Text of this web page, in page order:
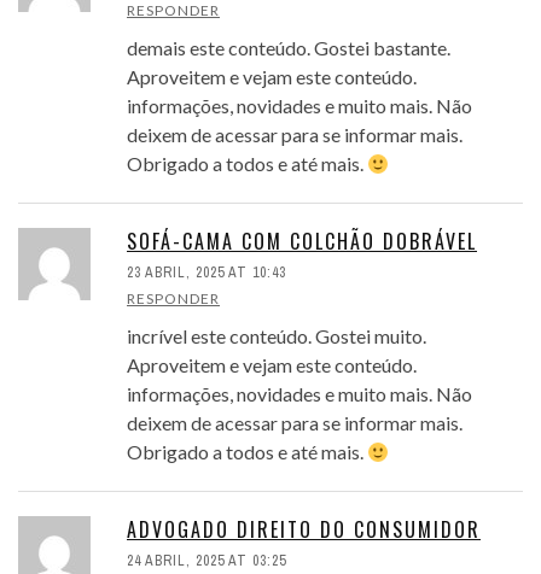
RESPONDER
demais este conteúdo. Gostei bastante.
Aproveitem e vejam este conteúdo.
informações, novidades e muito mais. Não
deixem de acessar para se informar mais.
Obrigado a todos e até mais.
SOFÁ-CAMA COM COLCHÃO DOBRÁVEL
23 ABRIL, 2025 AT 10:43
RESPONDER
incrível este conteúdo. Gostei muito.
Aproveitem e vejam este conteúdo.
informações, novidades e muito mais. Não
deixem de acessar para se informar mais.
Obrigado a todos e até mais.
ADVOGADO DIREITO DO CONSUMIDOR
24 ABRIL, 2025 AT 03:25